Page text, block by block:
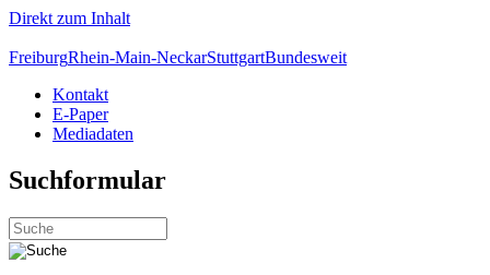
Direkt zum Inhalt
FreiburgRhein-Main-NeckarStuttgartBundesweit
Kontakt
E-Paper
Mediadaten
Suchformular